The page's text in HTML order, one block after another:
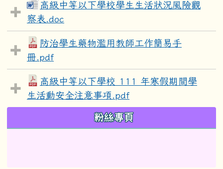
高級中等以下學校學生生活狀況風險觀
察表.doc
防治學生藥物濫用教師工作簡易手
冊.pdf
高級中等以下學校 111 年寒假期間學
生活動安全注意事項.pdf
粉絲專頁